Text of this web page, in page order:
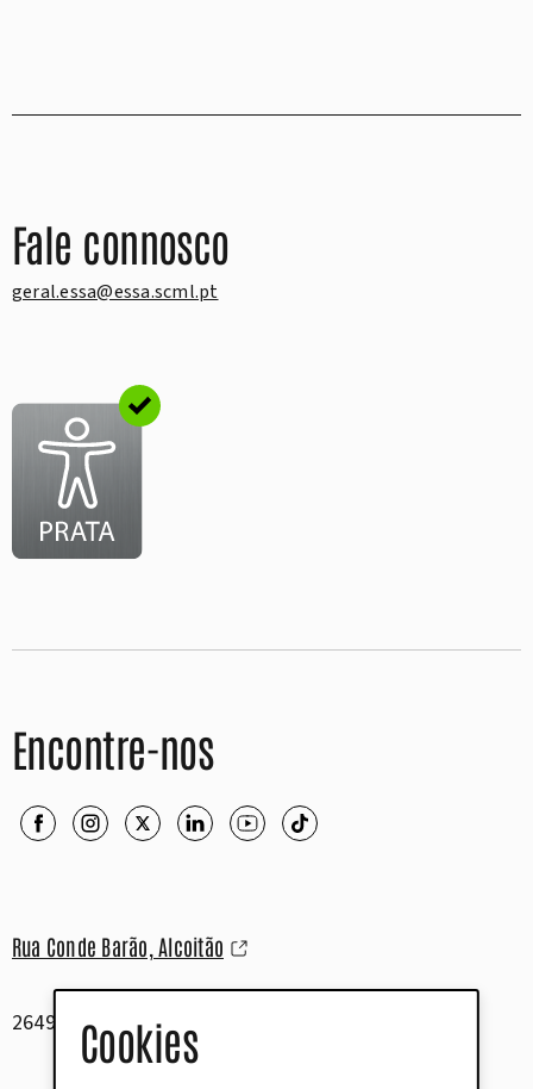
Cookies
Fale connosco
geral.essa@essa.scml.pt
Encontre-nos
Rua Conde Barão, Alcoitão
2649-506 Alcabideche